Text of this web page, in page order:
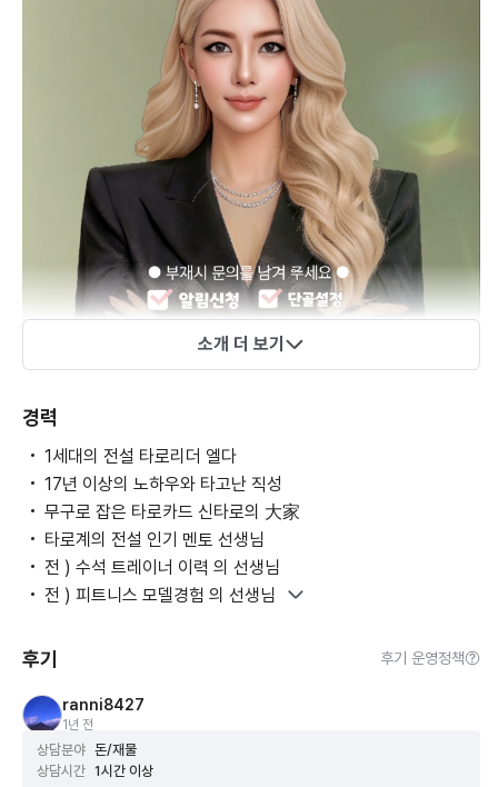
소개 더 보기
경력
1세대의 전설 타로리더 엘다
17년 이상의 노하우와 타고난 직성
무구로 잡은 타로카드 신타로의 大家
타로계의 전설 인기 멘토 선생님
전 ) 수석 트레이너 이력 의 선생님
전 ) 피트니스 모델경험 의 선생님
후기 후기 운영정책
ranni8427
1년 전
상담분야 돈/재물
상담시간 1시간 이상